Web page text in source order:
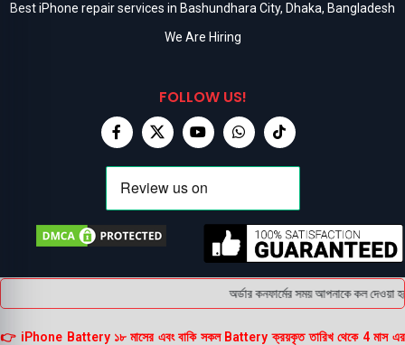
Best iPhone repair services in Bashundhara City, Dhaka, Bangladesh
We Are Hiring
FOLLOW US!
অর্ডার কনফার্মের সময় আপনাকে কল
👉 iPhone Battery ১৮ মাসের এবং বাকি সকল Battery ক্রয়কৃত তারিখ থেকে 4 মাস এর